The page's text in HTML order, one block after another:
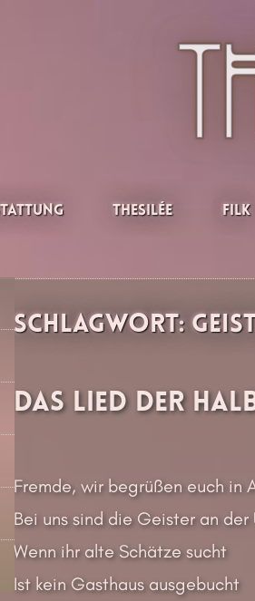
Thesilée Filk
Schlagwort:
Das Lied der
Fremde, wir begrüßen euch in
Bei uns sind die Geister an der
Wenn ihr alte Schätze sucht
Ist kein Gasthaus ausgebucht